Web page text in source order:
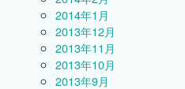
2014年1月
2013年12月
2013年11月
2013年10月
2013年9月